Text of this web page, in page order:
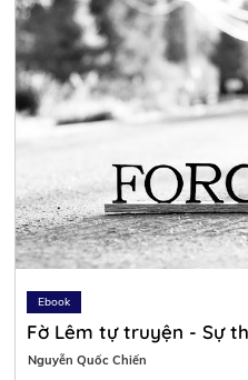
Ebook
Fờ Lêm tự truyện - Sự
Nguyễn Quốc Chiến